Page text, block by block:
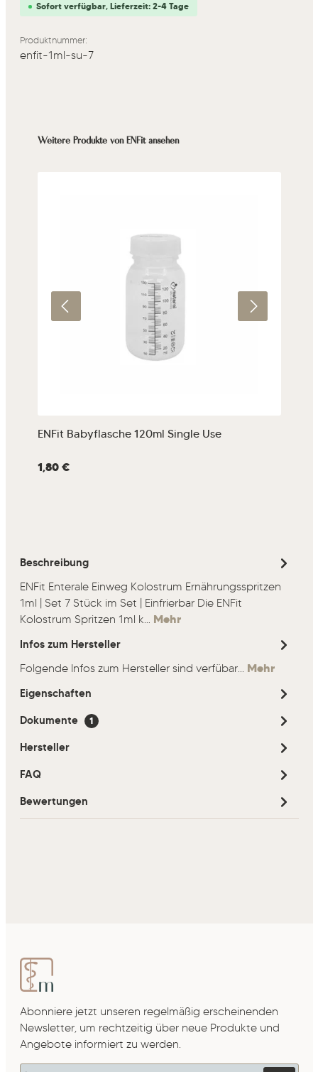
Sofort verfügbar, Lieferzeit: 2-4 Tage
Produktnummer:
enfit-1ml-su-7
Produktgalerie überspringen
Weitere Produkte von ENFit ansehen
ENFit Babyflasche 120ml Single Use
Regulärer Preis:
1,80 €
Beschreibung
ENFit Enterale Einweg Kolostrum Ernährungsspritzen
1ml | Set 7 Stück im Set | Einfrierbar Die ENFit
Kolostrum Spritzen 1ml k… Mehr
Infos zum Hersteller
Folgende Infos zum Hersteller sind verfübar... Mehr
Eigenschaften
Dokumente 1
Hersteller
FAQ
Bewertungen
Abonniere jetzt unseren regelmäßig erscheinenden
Newsletter, um rechtzeitig über neue Produkte und
Angebote informiert zu werden.